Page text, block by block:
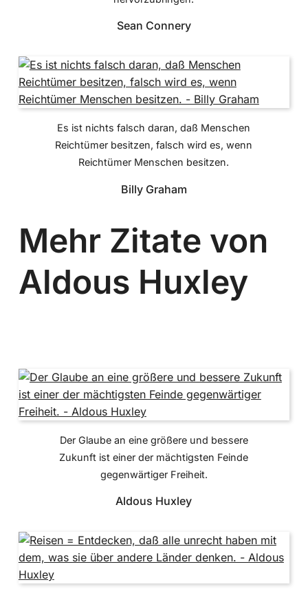
Sean Connery
Es ist nichts falsch daran, daß Menschen
Reichtümer besitzen, falsch wird es, wenn
Reichtümer Menschen besitzen.
Billy Graham
Mehr Zitate von
Aldous Huxley
Der Glaube an eine größere und bessere
Zukunft ist einer der mächtigsten Feinde
gegenwärtiger Freiheit.
Aldous Huxley